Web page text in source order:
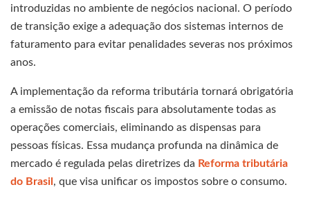
introduzidas no ambiente de negócios nacional. O período
de transição exige a adequação dos sistemas internos de
faturamento para evitar penalidades severas nos próximos
anos.
A implementação da reforma tributária tornará obrigatória
a emissão de notas fiscais para absolutamente todas as
operações comerciais, eliminando as dispensas para
pessoas físicas. Essa mudança profunda na dinâmica de
mercado é regulada pelas diretrizes da Reforma tributária
do Brasil, que visa unificar os impostos sobre o consumo.